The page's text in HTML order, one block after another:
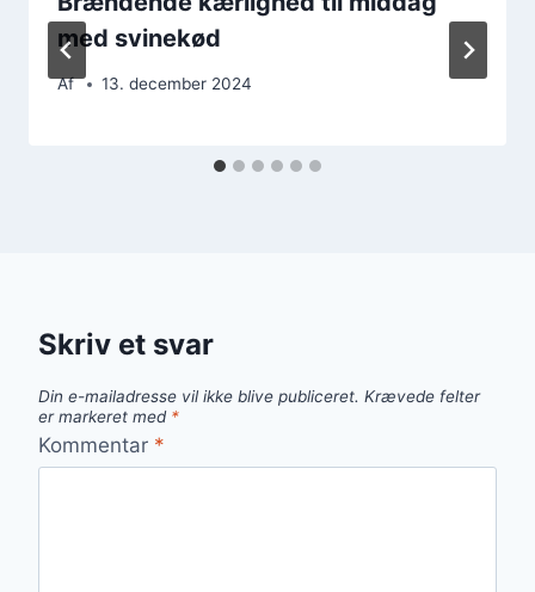
med svinekød
Af 13. december 2024
Skriv et svar
Din e-mailadresse vil ikke blive publiceret. Krævede felter
er markeret med *
Kommentar *